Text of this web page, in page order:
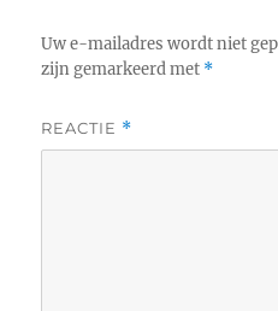
Uw e-mailadres wordt niet
zijn gemarkeerd met *
REACTIE *